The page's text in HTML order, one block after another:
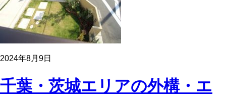
2024年8月9日
千葉・茨城エリアの外構・エ